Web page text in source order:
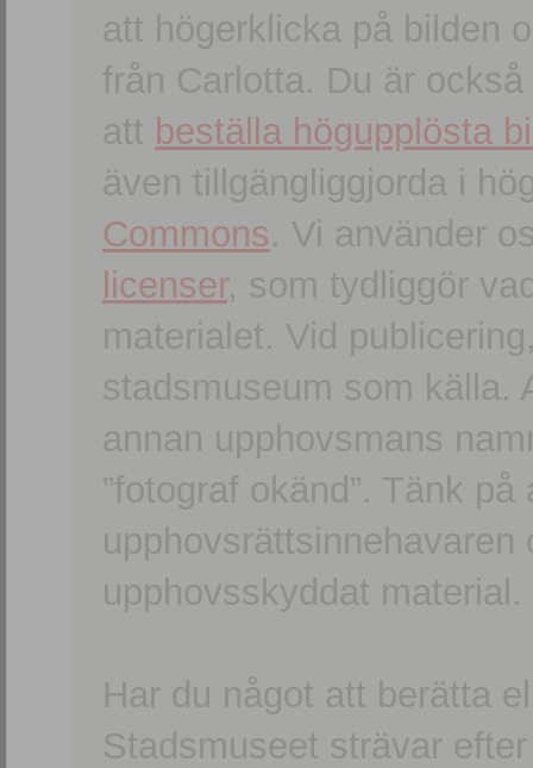
att högerklicka på bilden
från Carlotta. Du är
att beställa högupplösta
även tillgängliggjorda i
Commons. Vi använder
licenser, som tydliggör
materialet. Vid
stadsmuseum som källa.
annan upphovsmans
”fotograf okänd”. Tänk
upphovsskyddat material.
Har du något att berätta
Stadsmuseet strävar